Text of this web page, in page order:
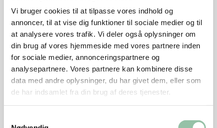
Vi bruger cookies til at tilpasse vores indhold og
annoncer, til at vise dig funktioner til sociale medier og til
at analysere vores trafik. Vi deler også oplysninger om
din brug af vores hjemmeside med vores partnere inden
for sociale medier, annonceringspartnere og
analysepartnere. Vores partnere kan kombinere disse
data med andre oplysninger, du har givet dem, eller som
de har indsamlet fra din brug af deres tjenester.
på ca. 62 grader, så er den rosa.
Pak mørbraden ud og skær den i ca. 1 cm tykke
skiver på langs - se foto.